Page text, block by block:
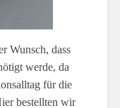
Wunsch, dass
werde, da
für die
bestellten wir